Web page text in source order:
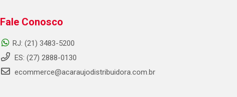
Fale Conosco
RJ: (21) 3483-5200
ES: (27) 2888-0130
ecommerce@acaraujodistribuidora.com.br